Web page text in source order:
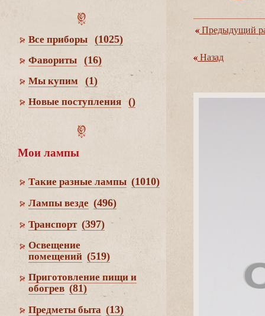
се приборы (1025)
Фавориты (16)
Мы купим (1)
Новые поступления ()
Мои лампы
Такие разные лампы (1010)
Лампы везде (496)
Транспорт (397)
Освещение
помещений (519)
Приготовление пищи и
обогре (81)
Предметы быта (13)
Предыдущий
Назад